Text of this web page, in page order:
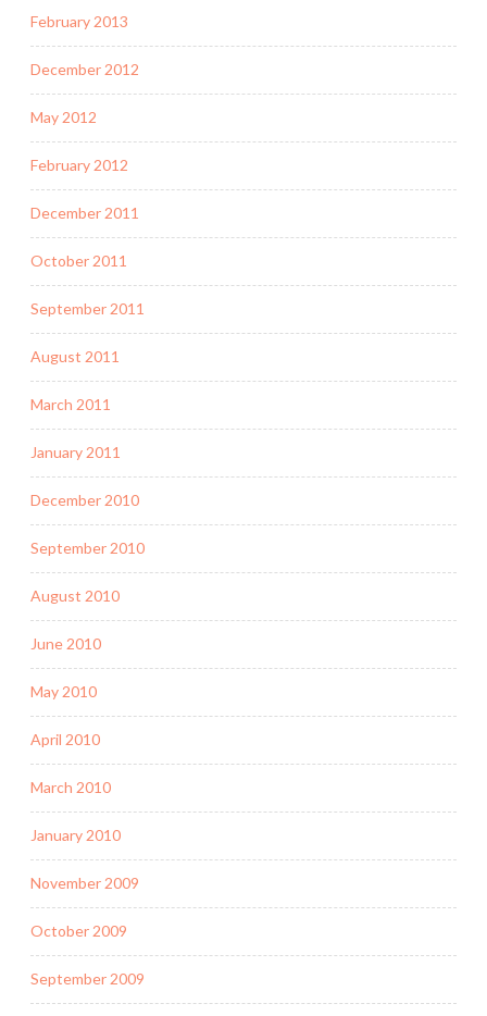
February 2013
December 2012
May 2012
February 2012
December 2011
October 2011
September 2011
August 2011
March 2011
January 2011
December 2010
September 2010
August 2010
June 2010
May 2010
April 2010
March 2010
January 2010
November 2009
October 2009
September 2009